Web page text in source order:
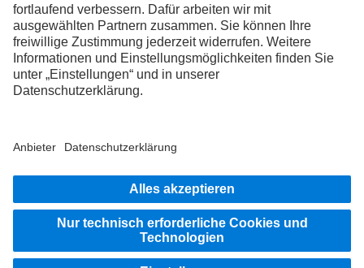
FOLLOW THE ROADSTARS.
Tausche jetzt Erfahrungen mit anderen Truckerinnen und
Truckern aus.